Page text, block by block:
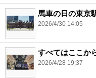
馬車の日の東京
2026/4/30 14:05
すべてはここか
2026/4/28 19:37